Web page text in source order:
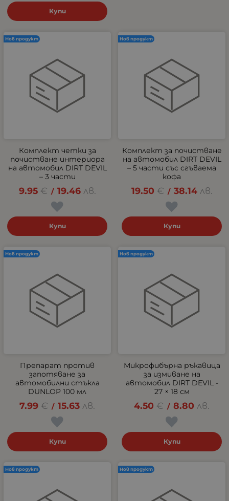
Купи
Комплект четки за
почистване интериора
на автомобил DIRT DEVIL
– 3 части
9.95 € / 19.46 лв.
Купи
Нов продукт
Комплект за почистване
на автомобил DIRT DEVIL
– 5 части със сгъваема
кофа
19.50 € / 38.14 лв.
Купи
Нов продукт
Препарат против
запотяване за
автомобилни стъкла
DUNLOP 100 мл
7.99 € / 15.63 лв.
Купи
Нов продукт
Микрофибърна ръкавица
за измиване на
автомобил DIRT DEVIL -
27 × 18 см
4.50 € / 8.80 лв.
Купи
Нов продукт
Нов продукт Нов продукт